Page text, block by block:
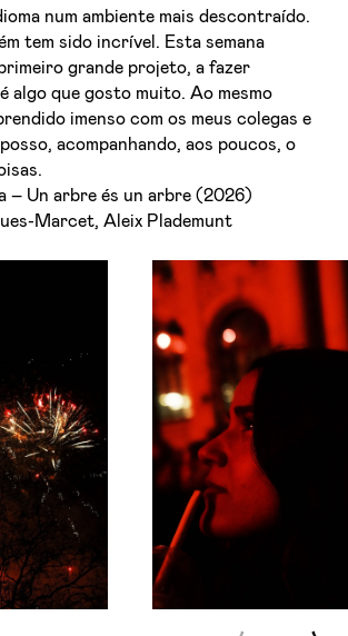
num ambiente mais descontraído.
tem sido incrível. Esta semana
grande projeto, a fazer
algo que gosto muito. Ao mesmo
imenso com os meus colegas e
acompanhando, aos poucos, o
– Un arbre és un arbre (2026)
Marcet, Aleix Plademunt